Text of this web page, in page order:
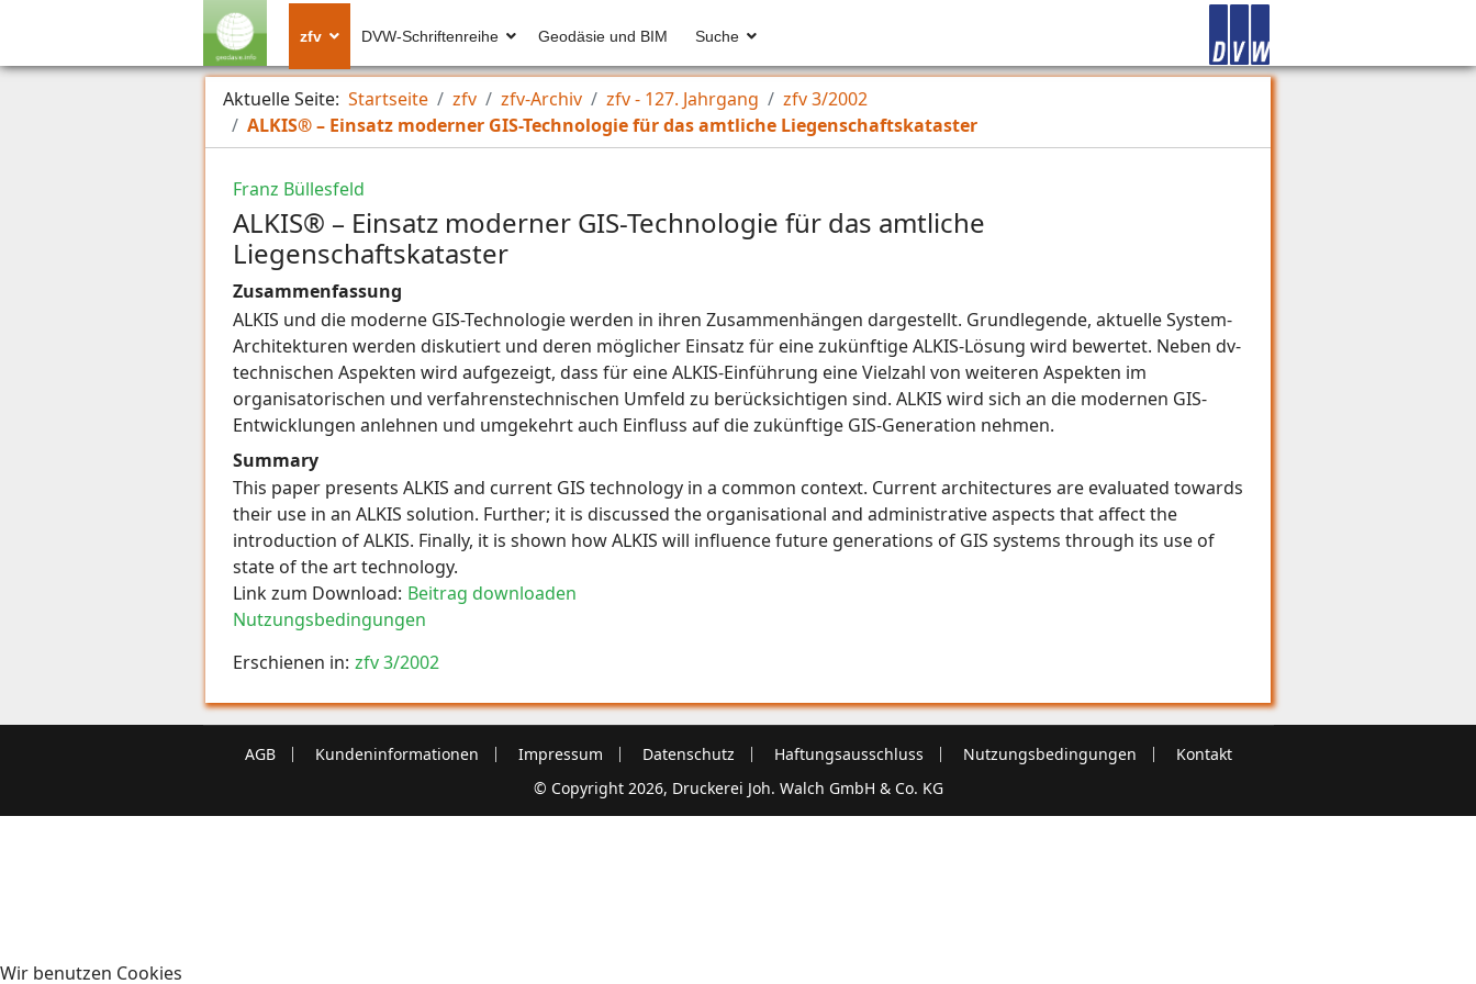
zfv DVW-Schriftenreihe Geodäsie und BIM Suche
Aktuelle Seite: Startseite zfv zfv-Archiv zfv - 127. Jahrgang
zfv 3/2002
ALKIS® – Einsatz moderner GIS-Technologie für das amtliche Liegenschaftskataster
Franz Büllesfeld
ALKIS® – Einsatz moderner GIS-Technologie für das amtliche
Liegenschaftskataster
Zusammenfassung
ALKIS und die moderne GIS-Technologie werden in ihren Zusammenhängen dargestellt. Grundlegende, aktuelle System-
Architekturen werden diskutiert und deren möglicher Einsatz für eine zukünftige ALKIS-Lösung wird bewertet. Neben dv-
technischen Aspekten wird aufgezeigt, dass für eine ALKIS-Einführung eine Vielzahl von weiteren Aspekten im
organisatorischen und verfahrenstechnischen Umfeld zu berücksichtigen sind. ALKIS wird sich an die modernen GIS-
Entwicklungen anlehnen und umgekehrt auch Einfluss auf die zukünftige GIS-Generation nehmen.
Summary
This paper presents ALKIS and current GIS technology in a common context. Current architectures are evaluated towards
their use in an ALKIS solution. Further; it is discussed the organisational and administrative aspects that affect the
introduction of ALKIS. Finally, it is shown how ALKIS will influence future generations of GIS systems through its use of
state of the art technology.
Link zum Download: Beitrag downloaden
Nutzungsbedingungen
Erschienen in: zfv 3/2002
AGB Kundeninformationen Impressum Datenschutz Haftungsausschluss Nutzungsbedingungen
Kontakt
© Copyright 2026, Druckerei Joh. Walch GmbH & Co. KG
Wir benutzen Cookies